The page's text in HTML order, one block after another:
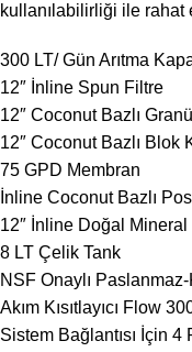
kullanılabilirliği ile rahat
300 LT/ Gün Arıtma
12″ İnline Spun Filtre
12″ Coconut Bazlı
12″ Coconut Bazlı Blok
75 GPD Membran
İnline Coconut Bazlı
12″ İnline Doğal Mineral
8 LT Çelik Tank
NSF Onaylı
Akım Kısıtlayıcı Flow
Sistem Bağlantısı İçin